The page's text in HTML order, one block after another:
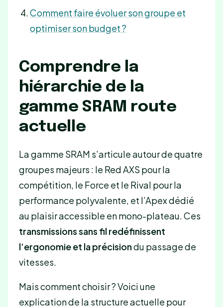
Comment faire évoluer son groupe et
optimiser son budget ?
Comprendre la
hiérarchie de la
gamme SRAM route
actuelle
La gamme SRAM s’articule autour de quatre
groupes majeurs : le Red AXS pour la
compétition, le Force et le Rival pour la
performance polyvalente, et l’Apex dédié
au plaisir accessible en mono-plateau. Ces
transmissions sans fil redéfinissent
l’ergonomie et la précisiondu passage de
vitesses.
Mais comment choisir ? Voici une
explication de la structure actuelle pour